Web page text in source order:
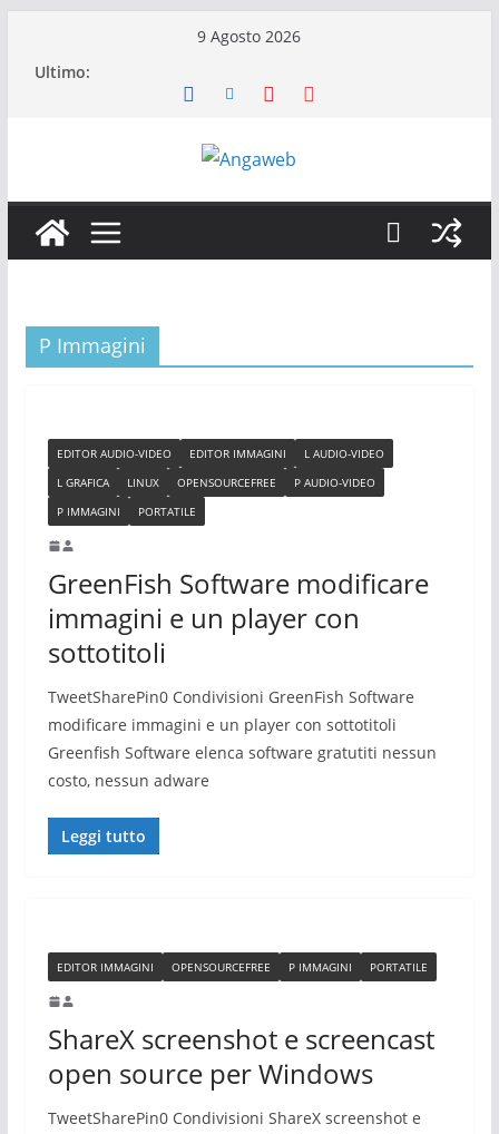
9 Agosto 2026
Ultimo:
P Immagini
EDITOR AUDIO-VIDEO EDITOR IMMAGINI
L AUDIO-VIDEO
L GRAFICA
LINUX OPENSOURCEFREE
P AUDIO-VIDEO
P IMMAGINI
PORTATILE
GreenFish Software modificare
immagini e un player con
sottotitoli
TweetSharePin0 Condivisioni GreenFish Software
modificare immagini e un player con sottotitoli
Greenfish Software elenca software gratutiti nessun
costo, nessun adware
Leggi tutto
EDITOR IMMAGINI OPENSOURCEFREE P IMMAGINI PORTATILE
ShareX screenshot e screencast
open source per Windows
TweetSharePin0 Condivisioni ShareX screenshot e